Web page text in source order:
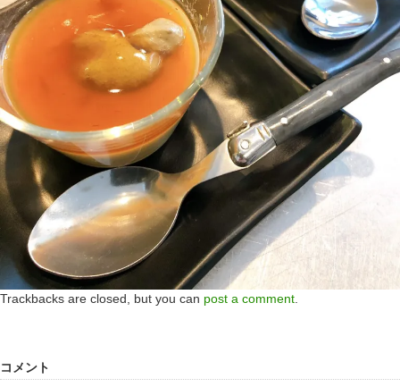
Trackbacks are closed, but you can post a comment.
コメント